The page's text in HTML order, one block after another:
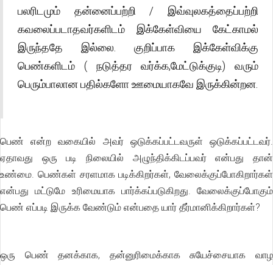
பலரிடமும் தன்னைப்பற்றி / இவ்வுலகத்தைப்பற்றி
கவலைப்படாதவர்களிடம் இக்கேள்வியை கேட்காமல்
இருந்ததே இல்லை. குறிப்பாக இக்கேள்விக்கு
பெண்களிடம் ( நடுத்தர வர்க்க,மேட்டுக்குடி) வரும்
பெரும்பாலான பதில்களோ ஊமையாகவே இருக்கின்றன.
பெண் என்ற வகையில் அவர் ஒடுக்கப்பட்டவருள் ஒடுக்கப்பட்டவர்.
ஏதாவது ஒரு படி நிலையில் அழுந்திக்கிடப்பவர் என்பது தான்
உண்மை. பெண்கள் சரளமாக படிக்கிறர்கள், வேலைக்குப்போகிறார்கள்
என்பது மட்டுமே உரிமையாக பார்க்கப்படுகிறது. வேலைக்குப்போகும்
பெண் எப்படி இருக்க வேண்டும் என்பதை யார் தீர்மானிக்கிறார்கள்?
ஒரு பெண் தனக்காக, தன்னுரிமைக்காக சுயேச்சையாக வாழ